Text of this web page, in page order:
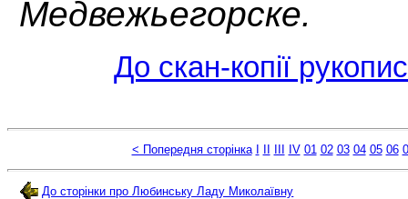
Медвежьегорске.
До скан-копії
< Попередня сторінка IV 01 02 03 04 05 06
До сторінки про Любинську Ладу Миколаївну